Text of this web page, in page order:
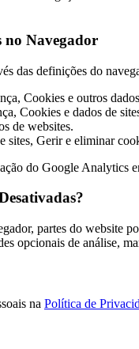
no Navegador
das definições do
Cookies e outros
Cookies e dados de
de websites.
sites, Gerir e eliminar
do Google Analytics
partes do website
opcionais de análise,
na Política de